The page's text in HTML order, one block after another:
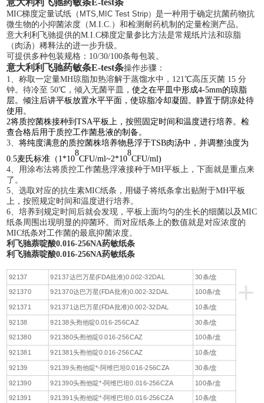
MIC梯度定量试纸（ MTS, MIC Test Strip）是一种用于确定抗菌药物抗
微生物的小抑菌浓度（M.I.C. ）和检测耐药机制的定量检测产品。
意大利利飞驰提供的M.I.C梯度定量参比方法是常规纸片法和琼脂
（肉汤）稀释法的进一步升级。
可提供多种包装规格： 10/30/100条每包装。
意大利利飞驰药敏条E-test条操作步骤：
1、称取一定量MH琼脂加热溶解于蒸馏水中，121℃高压灭菌 15 分
钟。待冷至 50℃，倾入无菌平皿，使之在平皿中形成4-5mm的琼脂
层。倾注后讲平板放置水平平面，使琼脂冷却凝固。静置于阴凉处待
使用。
2将质控菌株接种到TSA平板上，按照固定时间和温度进行培养。检
查合格后用于质控工作菌悬液的制备。
3、将纯度满意的质控菌株培养物悬浮于TSB肉汤中，并调整浊度为
0.5麦氏标准（1*10
8
CFU/ml~2*10
8
CFU/ml)
4、用涂布法将质控工作菌悬浮液接种于MH平板上，下面就是重点来
了。
5、选取对应的抗生素MIC纸条，用镊子将纸条拿出贴附于MH平板
上，按照规定时间和温度进行培养。
6、培养到规定时间后就会发现，平板上面均匀的生长的细菌以及MIC
纸条周围出现明显的抑菌环。而对应纸条上的数值就是对应浓度的
MIC纸条对工作菌的最底抑菌浓度。
利飞驰萘啶酸0.016-256NA药敏纸条
利飞驰萘啶酸0.016-256NA药敏纸条
+
92137 92137达巴万星(FDA批准)0.002-32DAL 30条/盒
921370 921370达巴万星(FDA批准)0.002-32DAL 100条/盒
921371 921371达巴万星(FDA批准)0.002-32DAL
10条/盒
92138
92138头孢他啶0.016-256CAZ 30条/盒
921380 921380头孢他啶0.016-256CAZ 100条/盒
921381 921381头孢他啶0.016-256CAZ
10条/盒
92139
92139头孢他啶*-阿维巴坦0.016-256CZA 30条/盒
921390 921390头孢他啶*-阿维巴坦0.016-256CZA 100条/盒
921391 921391头孢他啶*-阿维巴坦0.016-256CZA
10条/盒